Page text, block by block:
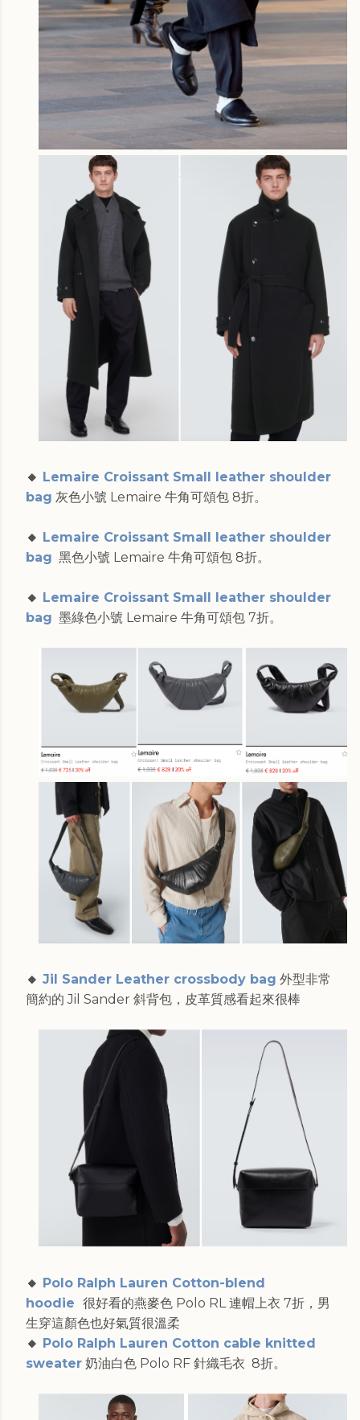
🔸 Lemaire Croissant Small leather shoulder
bag 灰色小號 Lemaire 牛角可頌包 8折。
🔸 Lemaire Croissant Small leather shoulder
bag 黑色小號 Lemaire 牛角可頌包 8折。
🔸 Lemaire Croissant Small leather shoulder
bag 墨綠色小號 Lemaire 牛角可頌包 7折。
🔸 Jil Sander Leather crossbody bag 外型非常
簡約的 Jil Sander 斜背包，皮革質感看起來很棒
🔸 Polo Ralph Lauren Cotton-blend
hoodie 很好看的燕麥色 Polo RL 連帽上衣 7折，男
生穿這顏色也好氣質很溫柔
🔸 Polo Ralph Lauren Cotton cable knitted
sweater 奶油白色 Polo RF 針織毛衣 8折。